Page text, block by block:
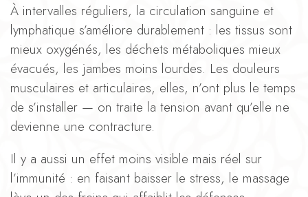
À intervalles réguliers, la circulation sanguine et
lymphatique s’améliore durablement : les tissus sont
mieux oxygénés, les déchets métaboliques mieux
évacués, les jambes moins lourdes. Les douleurs
musculaires et articulaires, elles, n’ont plus le temps
de s’installer — on traite la tension avant qu’elle ne
devienne une contracture.
Il y a aussi un effet moins visible mais réel sur
l’immunité : en faisant baisser le stress, le massage